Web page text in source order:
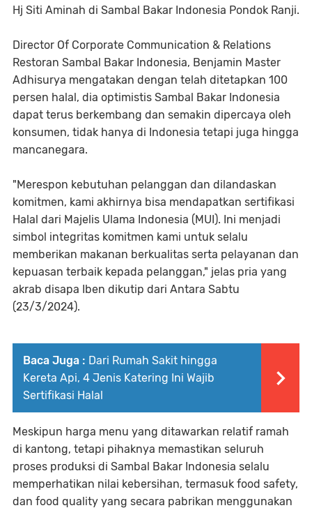
Hj Siti Aminah di Sambal Bakar Indonesia Pondok Ranji.
Director Of Corporate Communication & Relations
Restoran Sambal Bakar Indonesia, Benjamin Master
Adhisurya mengatakan dengan telah ditetapkan 100
persen halal, dia optimistis Sambal Bakar Indonesia
dapat terus berkembang dan semakin dipercaya oleh
konsumen, tidak hanya di Indonesia tetapi juga hingga
mancanegara.
"Merespon kebutuhan pelanggan dan dilandaskan
komitmen, kami akhirnya bisa mendapatkan sertifikasi
Halal dari Majelis Ulama Indonesia (MUI). Ini menjadi
simbol integritas komitmen kami untuk selalu
memberikan makanan berkualitas serta pelayanan dan
kepuasan terbaik kepada pelanggan," jelas pria yang
akrab disapa Iben dikutip dari Antara Sabtu
(23/3/2024).
Baca Juga : Dari Rumah Sakit hingga
Kereta Api, 4 Jenis Katering Ini Wajib
Sertifikasi Halal
Meskipun harga menu yang ditawarkan relatif ramah
di kantong, tetapi pihaknya memastikan seluruh
proses produksi di Sambal Bakar Indonesia selalu
memperhatikan nilai kebersihan, termasuk food safety,
dan food quality yang secara pabrikan menggunakan